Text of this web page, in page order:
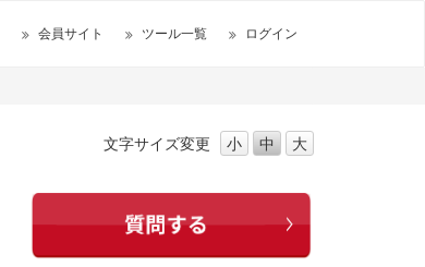
会員サイト ツール一覧 ログイン
文字サイズ変更 小 中 大